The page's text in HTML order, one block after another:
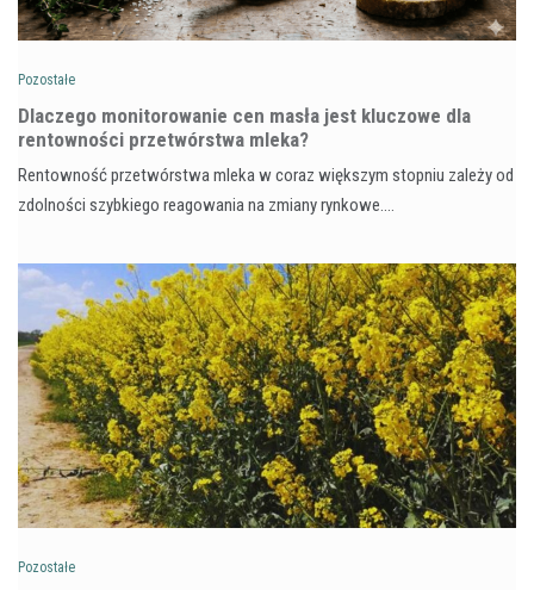
Pozostałe
Dlaczego monitorowanie cen masła jest kluczowe dla
rentowności przetwórstwa mleka?
Rentowność przetwórstwa mleka w coraz większym stopniu zależy od
zdolności szybkiego reagowania na zmiany rynkowe.…
Pozostałe